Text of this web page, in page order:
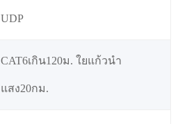
UDP
CAT6เกิน120ม. ใยแก้วนำ
แสง20กม.